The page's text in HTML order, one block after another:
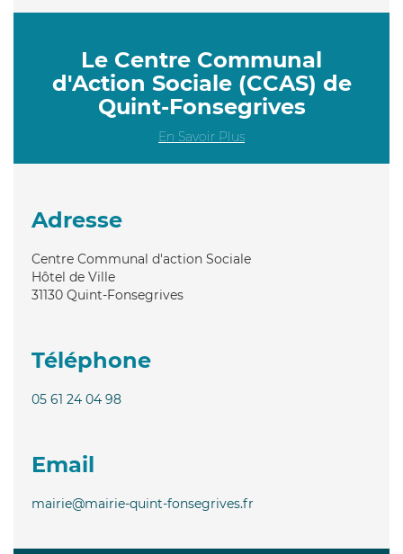
Le Centre Communal
d'Action Sociale (CCAS) de
Quint-Fonsegrives
En Savoir Plus
Adresse
Centre Communal d'action Sociale
Hôtel de Ville
31130 Quint-Fonsegrives
Téléphone
05 61 24 04 98
Email
mairie@mairie-quint-fonsegrives.fr